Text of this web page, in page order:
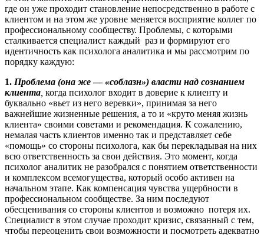
где он уже проходит становление непосредственно в работе с
клиентом и на этом же уровне меняется восприятие коллег по
профессиональному сообществу. Проблемы, с которыми
сталкивается специалист каждый раз и формируют его
идентичность как психолога аналитика и мы рассмотрим по
порядку каждую:
1. Проблема (она же—«соблазн») власти над сознанием
клиента когда психолог входит в доверие к клиенту и
буквально «вьет из него веревки», принимая за него
важнейшие жизненные решения, а то и «круто меняя жизнь
клиента» своими советами и рекомендация. К сожалению,
немалая часть клиентов именно так и представляет себе
«помощь» со стороны психолога, как бы перекладывая на них
всю ответственность за свои действия. Это момент, когда
психолог аналитик не разобрался с понятием ответственности
и комплексом всемогущества, который особо активен на
начальном этапе. Как компенсация чувства ущербности в
профессиональном сообществе. За ним последуют
обесценивания со стороны клиентов и возможно потеря их.
Специалист в этом случае проходит кризис, связанный с тем,
чтобы переоценить свои возможности и посмотреть адекватно